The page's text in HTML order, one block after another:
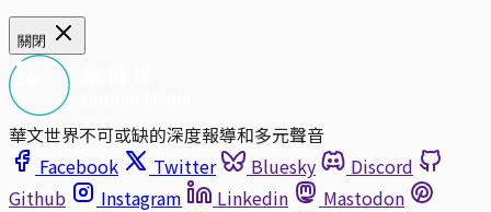
關閉
華文世界不可或缺的深度報導和多元聲音
Facebook
Twitter Bluesky
Discord
Github
Instagram Linkedin
Mastodon